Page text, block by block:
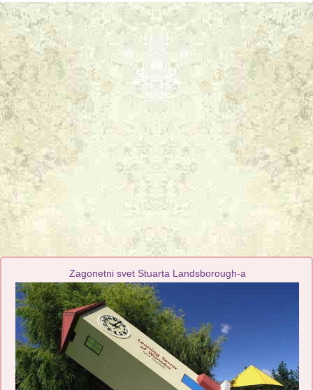
Zagonetni svet Stuarta Landsborough-a